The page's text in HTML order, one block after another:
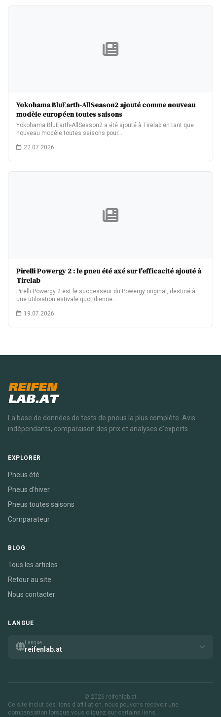
Yokohama BluEarth-AllSeason2 ajouté comme nouveau
modèle européen toutes saisons
Yokohama BluEarth-AllSeason2 a été ajouté à Tirelab en tant que
nouveau modèle toutes saisons pour…
22.07.2026
Pirelli Powergy 2 : le pneu été axé sur l'efficacité ajouté à
Tirelab
Pirelli Powergy 2 est le successeur du Powergy original, destiné à
une utilisation estivale quotidienne…
19.07.2026
REIFEN
LAB.AT
La base de données de tests de pneus la plus complète. Avis
indépendants, comparaison des prix et analyses d'experts.
EXPLORER
Pneus été
Pneus d'hiver
Pneus toutes saisons
Comparateur
BLOG
Tous les articles
Retour au site
Nous contacter
LANGUE
Langue
reifenlab.at
© 2026 reifenlab.at
Ce site inclut des liens d'affiliation. nous pouvons recevoir une
compensation lorsque vous cliquez sur certains liens.